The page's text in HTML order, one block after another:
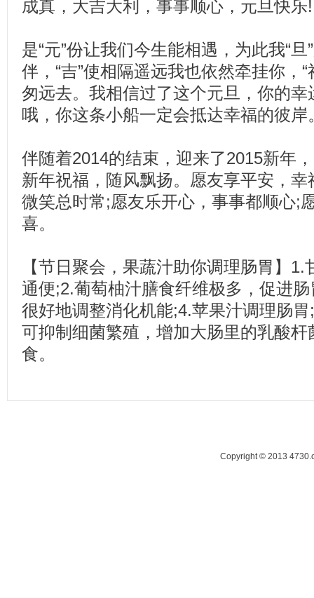
成真，大吉大利，事事顺心，元旦快乐!
是“元”份让我们今生能相遇，为此我“
伴，“吉”使相隔遥远我也依然牵挂你，
匆远去。我相信过了这个元旦，你的幸
哦，你这条小船一定会抵达幸福的彼岸
伴随着2014的结束，迎来了2015新年
新年祝福，随风飘扬。愿友享平安，
微笑总时常;愿友乐开心，事事都顺心;
喜。
【节日聚会，果蔬汁助你调理肠胃】
通便;2.葡萄柚汁膳食纤维极多，促进
很好地调整消化机能;4.苹果汁调理肠
可抑制细菌繁殖，增加大肠里的乳酸
食。
Copyright © 2013